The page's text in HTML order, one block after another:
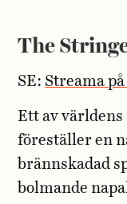
The
SE: Streama
Ett av
föreställer en
brännskadad
bolmande